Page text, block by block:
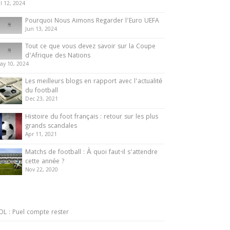
12, 2024
Pourquoi Nous Aimons Regarder l’Euro UEFA
Jun 13, 2024
Tout ce que vous devez savoir sur la Coupe
d’Afrique des Nations
10, 2024
Les meilleurs blogs en rapport avec l’actualité
du football
Dec 23, 2021
Histoire du foot français : retour sur les plus
grands scandales
Apr 11, 2021
Matchs de football : À quoi faut-il s’attendre
cette année ?
Nov 22, 2020
: Puel compte rester